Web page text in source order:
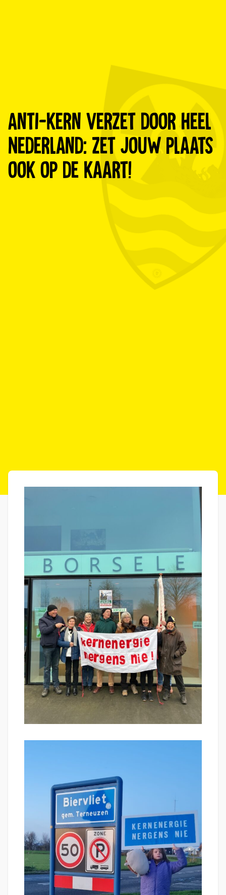
Anti-kern verzet door heel
Nederland: zet jouw plaats
ook op de kaart!